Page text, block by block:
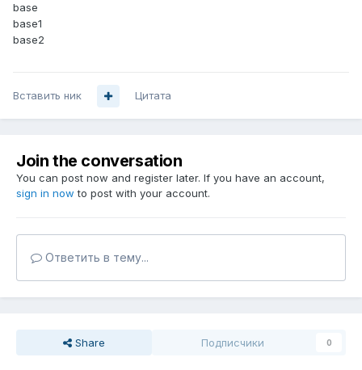
base
base1
base2
Вставить ник Цитата
Join the conversation
You can post now and register later. If you have an account,
sign in now to post with your account.
Ответить в тему...
Share Подписчики 0